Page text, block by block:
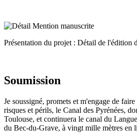
Présentation du projet : Détail de l'édition
Soumission
Je soussigné, promets et m'engage de
risques et périls, le Canal des Pyrénées,
Toulouse, et continuera le canal du
du Bec-du-Grave, à vingt mille mètres en